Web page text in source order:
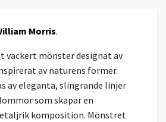
Morris.
vackert mönster designat av
av naturens former.
av eleganta, slingrande linjer
som skapar en
komposition. Mönstret